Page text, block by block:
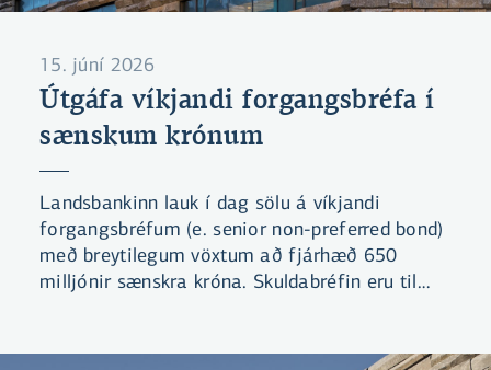
15. júní 2026
Útgáfa víkjandi forgangsbréfa í
sænskum krónum
Landsbankinn lauk í dag sölu á víkjandi
forgangsbréfum (e. senior non-preferred bond)
með breytilegum vöxtum að fjárhæð 650
milljónir sænskra króna. Skuldabréfin eru til
miðast við 102 punkta álag á þriggja mánaða